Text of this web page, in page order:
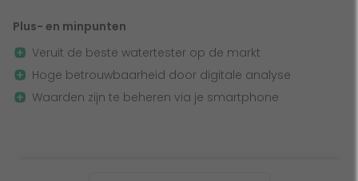
Met bluetooth en app
Op de Pool Lab tester zit een bluetooth-functie, waarmee
je de gemeten resultaten direct naar de - gratis te
Plus- en minpunten
Veruit de beste watertester op de markt
Hoge betrouwbaarheid door digitale analyse
Waarden zijn te beheren via je smartphone